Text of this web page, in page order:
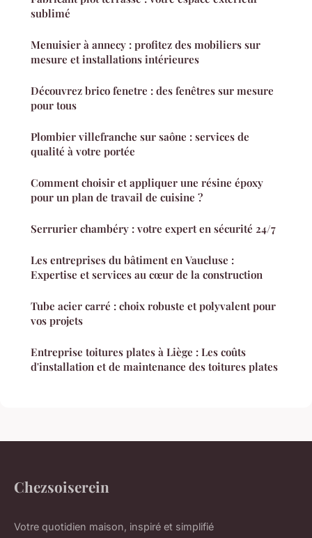
sublimé
Menuisier à annecy : profitez des mobiliers sur
mesure et installations intérieures
Découvrez brico fenetre : des fenêtres sur mesure
pour tous
Plombier villefranche sur saône : services de
qualité à votre portée
Comment choisir et appliquer une résine époxy
pour un plan de travail de cuisine ?
Serrurier chambéry : votre expert en sécurité 24/7
Les entreprises du bâtiment en Vaucluse :
Expertise et services au cœur de la construction
Tube acier carré : choix robuste et polyvalent pour
vos projets
Entreprise toitures plates à Liège : Les coûts
d'installation et de maintenance des toitures plates
Chezsoiserein
Votre quotidien maison, inspiré et simplifié